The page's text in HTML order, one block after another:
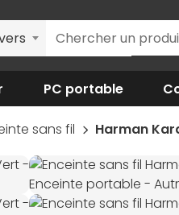
PC portable
sans fil Harman